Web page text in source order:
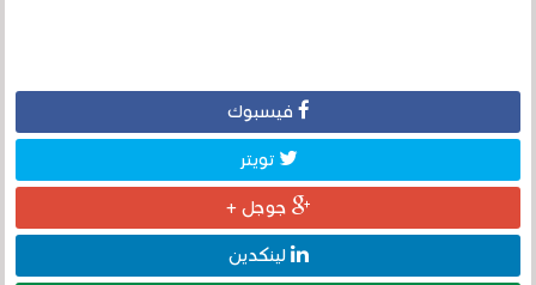
فيسبوك
تويتر
جوجل +
لينكدين